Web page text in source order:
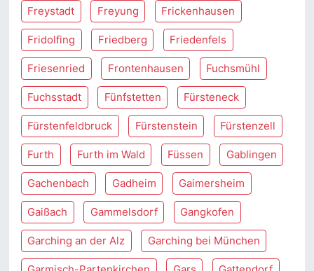
Freystadt Freyung Frickenhausen
Fridolfing Friedberg Friedenfels
Friesenried Frontenhausen Fuchsmühl
Fuchsstadt Fünfstetten Fürsteneck
Fürstenfeldbruck Fürstenstein Fürstenzell
Furth Furth im Wald Füssen Gablingen
Gachenbach Gadheim Gaimersheim
Gaißach Gammelsdorf Gangkofen
Garching an der Alz Garching bei München